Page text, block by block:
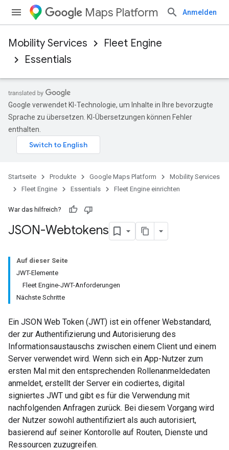
Maps Platform Anmelden
Mobility Services
Fleet Engine
Essentials
Google verwendet KI-Technologie, um Inhalte in Ihre bevorzugte
Sprache zu übersetzen. KI-Übersetzungen können Fehler
enthalten.
Startseite Produkte Google Maps Platform
Mobility Services
Fleet Engine
Essentials Fleet Engine einrichten
War das hilfreich?
JSON-Webtokens
Auf dieser Seite
JWT-Elemente
Fleet Engine-JWT-Anforderungen
Nächste Schritte
Ein JSON Web Token (JWT) ist ein offener Webstandard,
der zur Authentifizierung und Autorisierung des
Informationsaustauschs zwischen einem Client und einem
Server verwendet wird. Wenn sich ein App-Nutzer zum
ersten Mal mit den entsprechenden Rollenanmeldedaten
anmeldet, erstellt der Server ein codiertes, digital
signiertes JWT und gibt es für die Verwendung mit
nachfolgenden Anfragen zurück. Bei diesem Vorgang wird
der Nutzer sowohl authentifiziert als auch autorisiert,
basierend auf seiner Kontorolle auf Routen, Dienste und
Ressourcen zuzugreifen.